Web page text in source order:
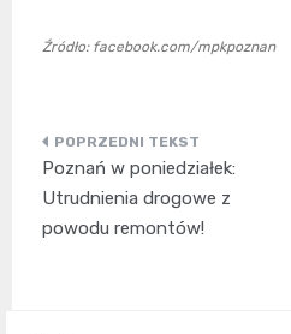
Źródło: facebook.com/mpkpoznan
Nawigacja
wpisu
Poznań w poniedziałek:
Utrudnienia drogowe z
powodu remontów!